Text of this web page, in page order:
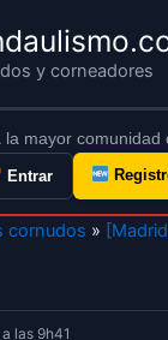
y corneadores
la mayor comunidad
Entrar
cornudos »
las 9h41